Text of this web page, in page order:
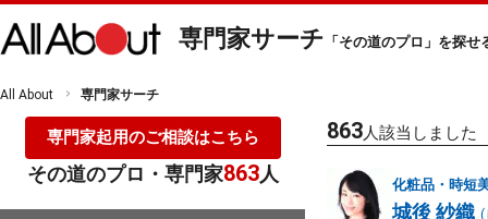
専門家サーチ 「その道のプロ」を探せ
All About 専門家サーチ
専門家起用のご相談はこちら
その道のプロ・専門家863人
863人該当しました
化粧品・時短
城後 紗織 (